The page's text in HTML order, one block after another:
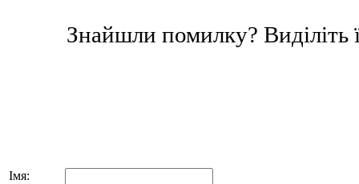
Знайшли помилку? Виділіть
Імя: